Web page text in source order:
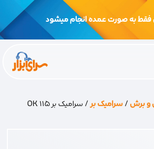
به صورت عمده انجام میشود
برش/سرامیک بر/ سرامیک بر 115 OK